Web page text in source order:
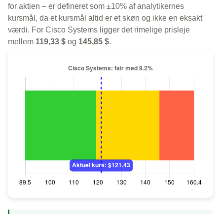
for aktien – er defineret som ±10% af analytikernes
kursmål, da et kursmål altid er et skøn og ikke en eksakt
værdi. For Cisco Systems ligger det rimelige prisleje
mellem 119,33 $ og 145,85 $.